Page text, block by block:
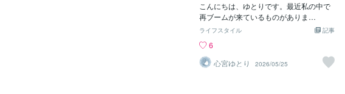
こんにちは、ゆとりです。最近私の中で
再ブームが来ているものがありま
す・・・それはハンカチです！！２０代
どが置いてあるところでブランドの名前
の刺繍入りや柄のハンカチを知人の贈り
物の一つとして選んだのがコレクション
記事
ライフスタイル
6
心宮ゆとり
2026/05/25